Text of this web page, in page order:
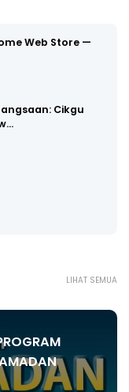
Web Store —
Cikgu
LIHAT SEMUA